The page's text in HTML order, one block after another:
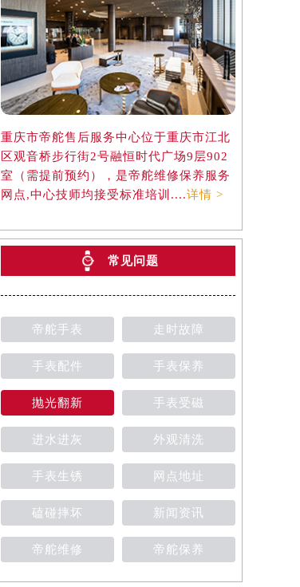
重庆市帝舵售后服务中心位于重庆市江北
区观音桥步行街2号融恒时代广场9层902
室（需提前预约），是帝舵维修保养服务
网点,中心技师均接受标准培训....详情 >
常见问题
帝舵手表 走时故障
手表配件 手表保养
抛光翻新 手表受磁
进水进灰 外观清洗
手表生锈 网点地址
磕碰摔坏 新闻资讯
帝舵维修 帝舵保养